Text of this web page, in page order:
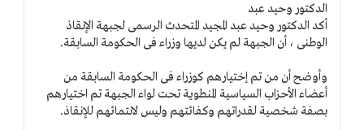
الدكتور وحيد عبد
أكد الدكتور وحيد عبد المجيد المتحدث الرسمى لجبهة الإنقاذ
الوطنى ، أن الجبهة لم يكن لديها وزراء فى الحكومة السابقة.
وأوضح أن من تم إختيارهم كوزراء فى الحكومة السابقة من
أعضاء الأحزاب السياسية المنطوية تحت لواء الجبهة تم اختيارهم
بصفة شخصية لقدراتهم وكفائتهم وليس لانتمائهم للإنقاذ.